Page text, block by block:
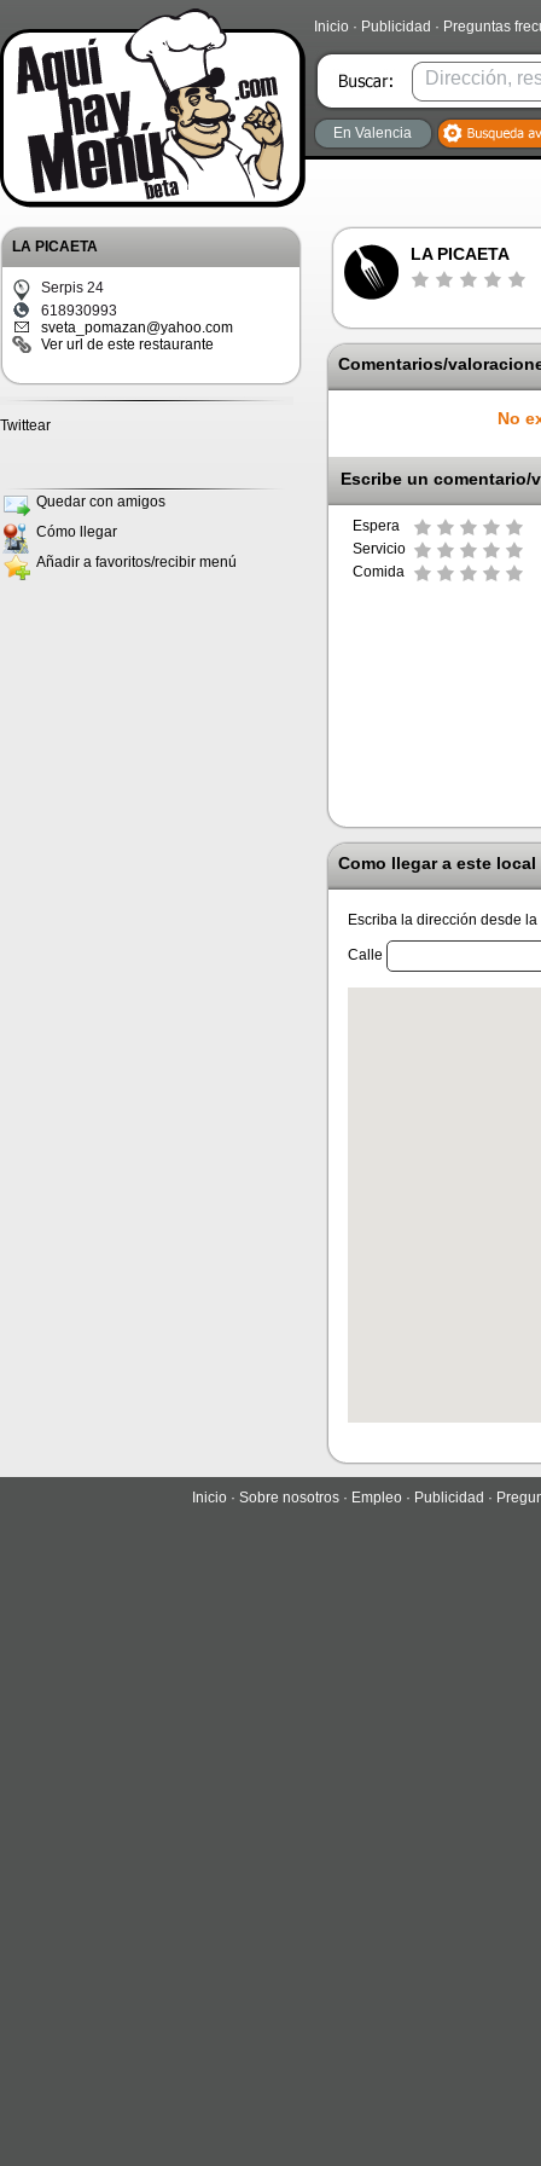
Inicio · Publicidad · Preguntas
En Valencia
LA PICAETA
Serpis 24
618930993
sveta_pomazan@yahoo.com
Ver url de este restaurante
Twittear
Quedar con amigos
Cómo llegar
Añadir a favoritos/recibir menú
LA PICAETA
Comentarios/
No
Escribe un comentario/
Espera
Servicio
Comida
Como llegar a este local
Escriba la dirección desde
Calle
Inicio ·Sobre nosotros · Empleo · Publicidad ·